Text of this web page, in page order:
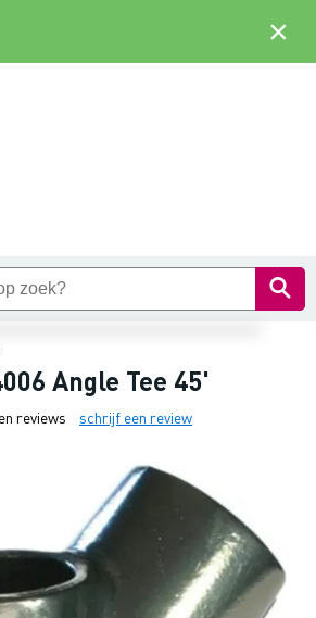
Angle Tee 45'
reviews schrijf een review
×